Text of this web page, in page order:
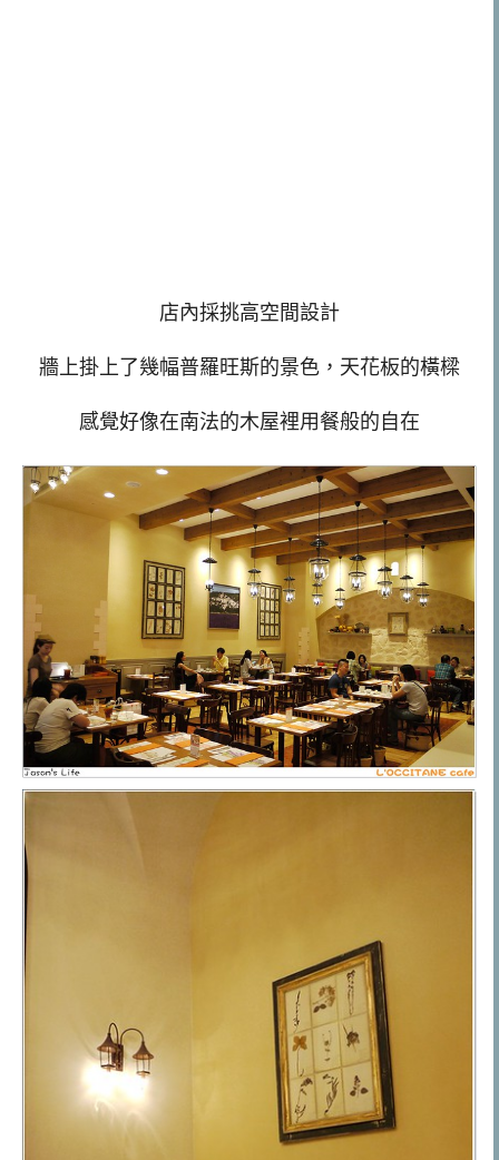
店內採挑高空間設計
牆上掛上了幾幅普羅旺斯的景色，天花板的橫樑
感覺好像在南法的木屋裡用餐般的自在